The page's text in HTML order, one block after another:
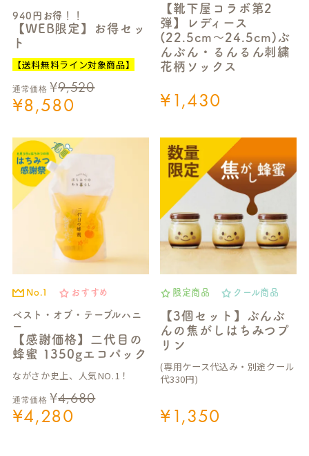
940円お得！！
【WEB限定】お得セッ
ト
【送料無料ライン対象商品】
通常価格 ¥9,520
¥8,580
【靴下屋コラボ第2
弾】レディース
(22.5cm～24.5cm)ぶ
んぶん・るんるん刺繍
花柄ソックス
¥1,430
No.1 おすすめ
ベスト・オブ・テーブルハニ
ー
【感謝価格】二代目の
蜂蜜 1350gエコパック
ながさか史上、人気NO.1！
通常価格 ¥4,680
¥4,280
限定商品 クール商品
【3個セット】ぶんぶ
んの焦がしはちみつプ
リン
(専用ケース代込み・別途クール
代330円)
¥1,350